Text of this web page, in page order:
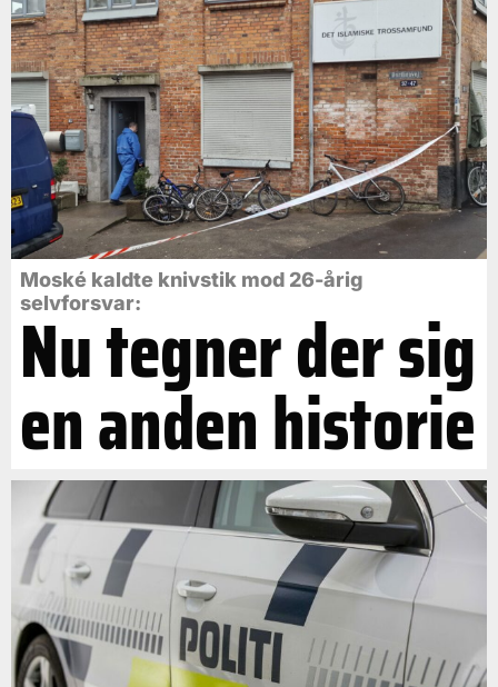
Moské kaldte knivstik mod 26-årig
selvforsvar:
Nu tegner der sig
en anden historie